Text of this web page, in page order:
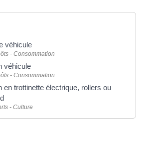
véhicule
- Consommation
véhicule
- Consommation
en trottinette électrique, rollers ou
- Culture